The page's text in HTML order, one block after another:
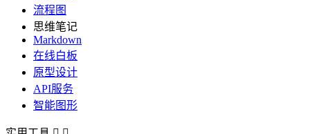
流程图
思维笔记
Markdown
在线白板
原型设计
API服务
智能图形